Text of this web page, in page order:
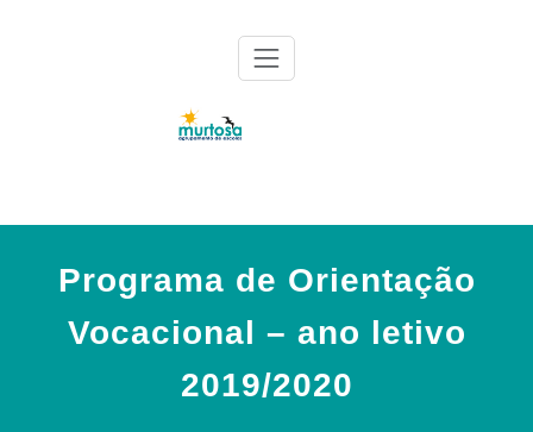
Programa de Orientação
Vocacional – ano letivo
2019/2020